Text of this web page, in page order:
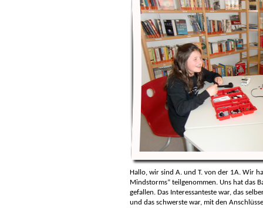
Hallo, wir sind A. und T. von der 1A. Wir
Mindstorms“ teilgenommen. Uns hat das
gefallen. Das Interessanteste war, das
und das schwerste war, mit den